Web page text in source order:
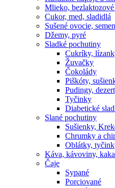
Mlieko,
Cukor, med, sladidlá
Sušené ovocie,
Džemy, pyré
Sladké pochutiny
Cukríky,
Žuvačky
Čokolády
Piškóty,
Pudingy,
Tyčinky
Diabetické
Slané pochutiny
Sušienky,
Chrumky a
Oblátky,
Káva, kávoviny,
Čaje
Sypané
Porciované